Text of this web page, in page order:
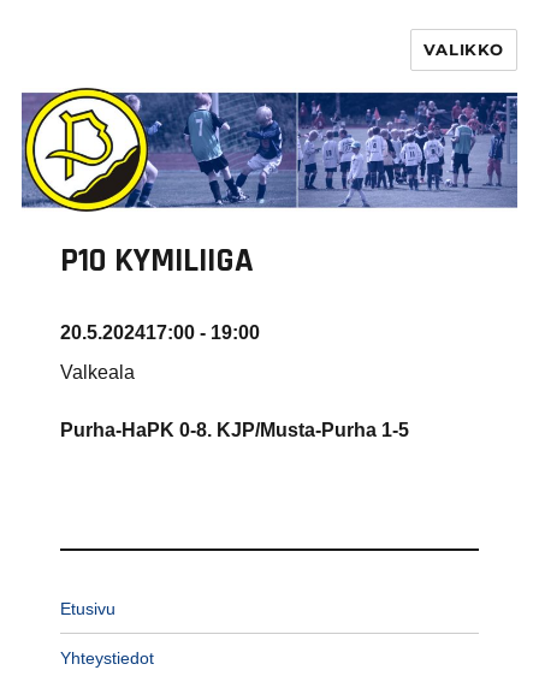
VALIKKO
P10 KYMILIIGA
20.5.202417:00 - 19:00
Valkeala
Purha-HaPK 0-8. KJP/Musta-Purha 1-5
Etusivu
Yhteystiedot